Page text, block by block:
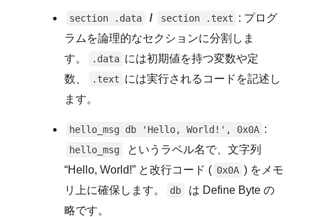
section .data / section .text : プログ
ラムを論理的なセクションに分割しま
す。
.data には初期値を持つ変数や定
数、
.text には実行されるコードを記述し
ます。
hello_msg db 'Hello, World!', 0x0A :
hello_msg
というラベル名で、文字列
“Hello, World!” と改行コード ( 0x0A ) をメモ
リ上に確保します。
db
は Define Byte の
略です。